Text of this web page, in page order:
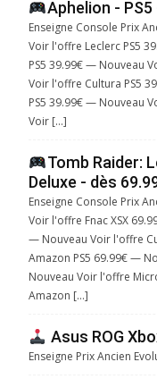
Aphelion -
Enseigne Console Prix
Voir l'offre Leclerc PS5
PS5 39.99€ — Nouveau
Voir l'offre Cultura PS5
PS5 39.99€ — Nouveau
Voir […]
Tomb Raider:
Deluxe - dès
Enseigne Console Prix
Voir l'offre Fnac XSX
— Nouveau Voir l'offre
Amazon PS5 69.99€ —
Nouveau Voir l'offre
Amazon […]
Asus ROG
Enseigne Prix Ancien